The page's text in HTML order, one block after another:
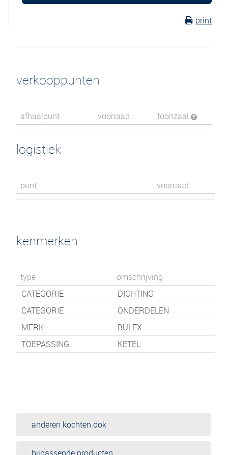
print
verkooppunten
afhaalpunt voorraad toonzaal
logistiek
punt voorraad
kenmerken
type
omschrijving
CATEGORIE
DICHTING
CATEGORIE
ONDERDELEN
MERK
BULEX
TOEPASSING
KETEL
anderen kochten ook